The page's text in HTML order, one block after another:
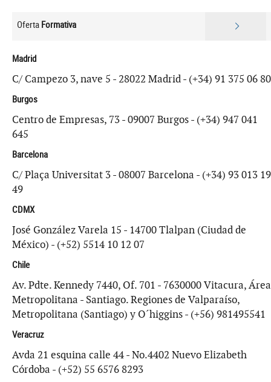
Oferta Formativa
Madrid
C/ Campezo 3, nave 5 - 28022 Madrid - (+34) 91 375 06 80
Burgos
Centro de Empresas, 73 - 09007 Burgos - (+34) 947 041
645
Barcelona
C/ Plaça Universitat 3 - 08007 Barcelona - (+34) 93 013 19
49
CDMX
José González Varela 15 - 14700 Tlalpan (Ciudad de
México) - (+52) 5514 10 12 07
Chile
Av. Pdte. Kennedy 7440, Of. 701 - 7630000 Vitacura, Área
Metropolitana - Santiago. Regiones de Valparaíso,
Metropolitana (Santiago) y O´higgins - (+56) 981495541
Veracruz
Avda 21 esquina calle 44 - No.4402 Nuevo Elizabeth
Córdoba - (+52) 55 6576 8293